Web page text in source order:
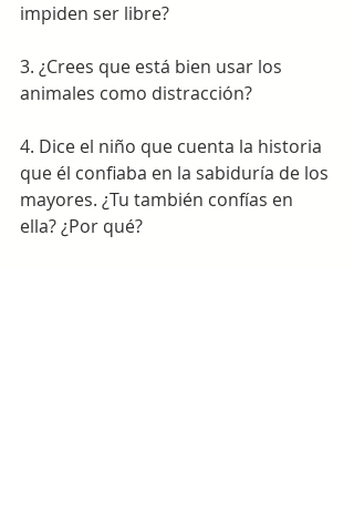
impiden ser libre?
3. ¿Crees que está bien usar los
animales como distracción?
4. Dice el niño que cuenta la historia
que él confiaba en la sabiduría de los
mayores. ¿Tu también confías en
ella? ¿Por qué?